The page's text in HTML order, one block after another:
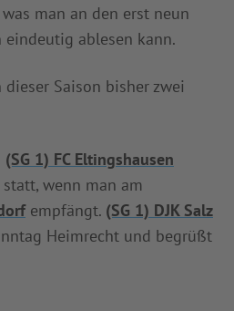
man an den erst neun
eindeutig ablesen kann.
Saison bisher zwei
(SG 1) FC Eltingshausen
wenn man am
empfängt. (SG 1) DJK Salz
Heimrecht und begrüßt